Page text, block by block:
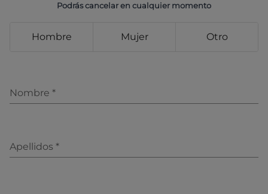
Podrás cancelar en cualquier momento
Hombre Mujer Otro
Nombre *
Apellidos *